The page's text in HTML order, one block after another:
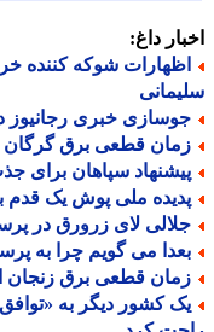
داغ:
شوکه کننده
خبری رجانیوز
قطعی برق گرگان امروز یکشنبه 18
سپاهان برای جذب 2 بازیکن پرسپولیس
ملی پوش یک قدم به
لای زرورق در
می گویم چرا به
قطعی برق زنجان امروز یکشنبه 18
کشور دیگر به «توافق